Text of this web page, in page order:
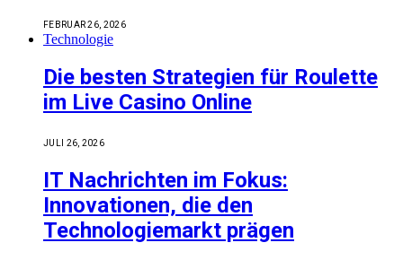
FEBRUAR 26, 2026
Technologie
Die besten Strategien für Roulette
im Live Casino Online
JULI 26, 2026
IT Nachrichten im Fokus:
Innovationen, die den
Technologiemarkt prägen